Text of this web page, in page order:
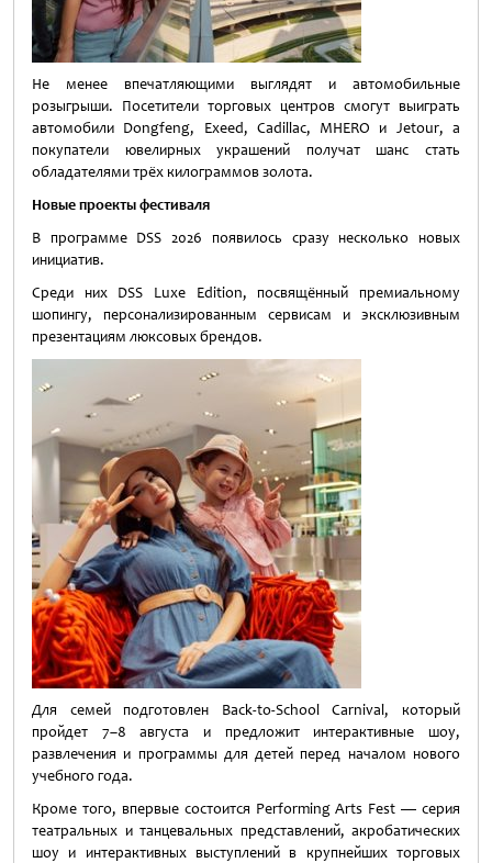
Не менее впечатляющими выглядят и автомобильные
розыгрыши. Посетители торговых центров смогут выиграть
автомобили Dongfeng, Exeed, Cadillac, MHERO и Jetour, а
покупатели ювелирных украшений получат шанс стать
обладателями трёх килограммов золота.
Новые проекты фестиваля
В программе DSS 2026 появилось сразу несколько новых
инициатив.
Среди них DSS Luxe Edition, посвящённый премиальному
шопингу, персонализированным сервисам и эксклюзивным
презентациям люксовых брендов.
Для семей подготовлен Back-to-School Carnival, который
пройдет 7–8 августа и предложит интерактивные шоу,
развлечения и программы для детей перед началом нового
учебного года.
Кроме того, впервые состоится Performing Arts Fest — серия
театральных и танцевальных представлений, акробатических
шоу и интерактивных выступлений в крупнейших торговых